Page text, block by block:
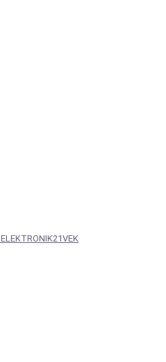
ELEKTRONIK21VEK